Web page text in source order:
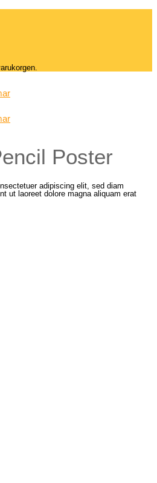
Poster
adipiscing elit, sed diam
ut laoreet dolore magna aliquam erat